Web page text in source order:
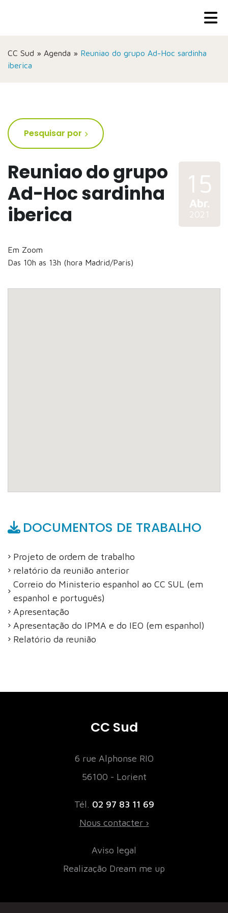
CC Sud » Agenda » Reuniao do grupo Ad-Hoc sardinha
iberica
Reuniao do grupo
Ad-Hoc sardinha
iberica
Em Zoom
Das 10h as 13h (hora Madrid/Paris)
15
Abr.
2021
DOCUMENTOS DE TRABALHO
Projeto de ordem de trabalho
relatório da reunião anterior
Correio do Ministerio espanhol ao CC SUL (em
espanhol e português)
Apresentação
Apresentação do IPMA e do IEO (em espanhol)
Relatório da reunião
Pesquisar por
CC Sud
6 rue Alphonse RIO
56100 - Lorient
Tél. 02 97 83 11 69
Nous contacter ›
Aviso legal
Realização Dream me up